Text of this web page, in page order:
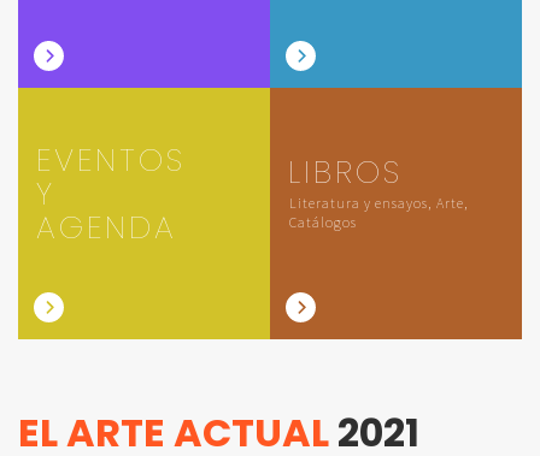
EVENTOS
Y
AGENDA
LIBROS
Literatura y ensayos, Arte,
Catálogos
EL ARTE ACTUAL2021